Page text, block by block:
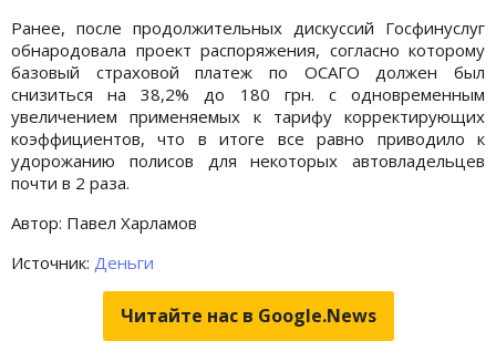
Ранее, после продолжительных дискуссий Госфинуслуг
обнародовала проект распоряжения, согласно которому
базовый страховой платеж по ОСАГО должен был
снизиться на 38,2% до 180 грн. с одновременным
увеличением применяемых к тарифу корректирующих
коэффициентов, что в итоге все равно приводило к
удорожанию полисов для некоторых автовладельцев
почти в 2 раза.
Автор: Павел Харламов
Источник: Деньги
Читайте нас в Google.News